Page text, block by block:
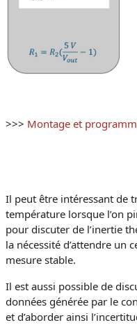
>>> Montage et
Il peut être intéressant de
température lorsque l’on
pour discuter de l’inertie
la nécessité d’attendre un
mesure stable.
Il est aussi possible de
données générée par le
et d’aborder ainsi